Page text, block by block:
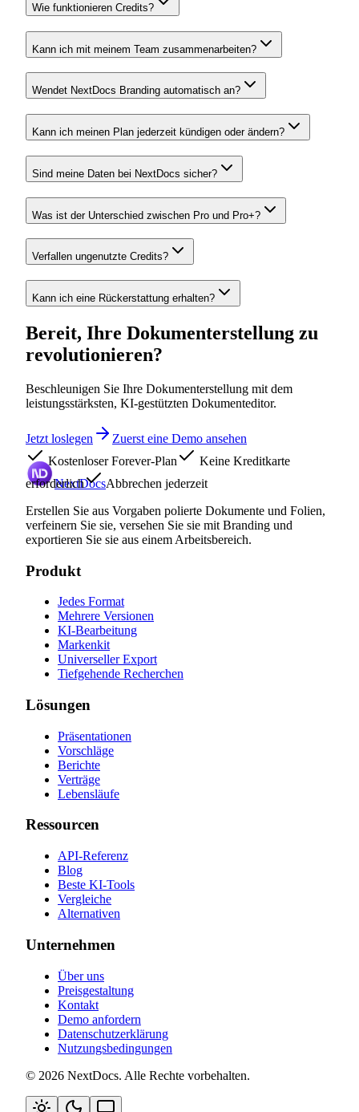
Wie funktionieren Credits?
Kann ich mit meinem Team zusammenarbeiten?
Wendet NextDocs Branding automatisch an?
Kann ich meinen Plan jederzeit kündigen oder ändern?
Sind meine Daten bei NextDocs sicher?
Was ist der Unterschied zwischen Pro und Pro+?
Verfallen ungenutzte Credits?
Kann ich eine Rückerstattung erhalten?
Bereit, Ihre Dokumenterstellung zu
revolutionieren?
Beschleunigen Sie Ihre Dokumenterstellung mit dem
leistungsstärksten, KI-gestützten Dokumenteditor.
Jetzt loslegen
Zuerst eine Demo ansehen
Kostenloser Forever-Plan
Keine Kreditkarte
erforderlich
Abbrechen jederzeit
NextDocs
Erstellen Sie aus Vorgaben polierte Dokumente und Folien,
verfeinern Sie sie, versehen Sie sie mit Branding und
exportieren Sie sie aus einem Arbeitsbereich.
Produkt
Jedes Format
Mehrere Versionen
KI-Bearbeitung
Markenkit
Universeller Export
Tiefgehende Recherchen
Lösungen
Präsentationen
Vorschläge
Berichte
Verträge
Lebensläufe
Ressourcen
API-Referenz
Blog
Beste KI-Tools
Vergleiche
Alternativen
Unternehmen
Über uns
Preisgestaltung
Kontakt
Demo anfordern
Datenschutzerklärung
Nutzungsbedingungen
© 2026 NextDocs. Alle Rechte vorbehalten.